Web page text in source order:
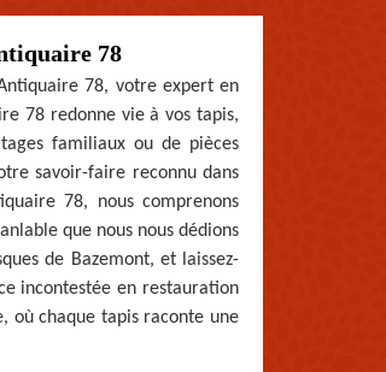
78
78, votre expert en
78 redonne vie à vos tapis,
familiaux ou de pièces
savoir-faire reconnu dans
78, nous comprenons
que nous nous dédions
de Bazemont, et laissez-
incontestée en restauration
où chaque tapis raconte une